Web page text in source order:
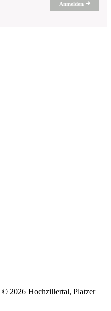
Anmelden
© 2026 Hochzillertal, Platzer